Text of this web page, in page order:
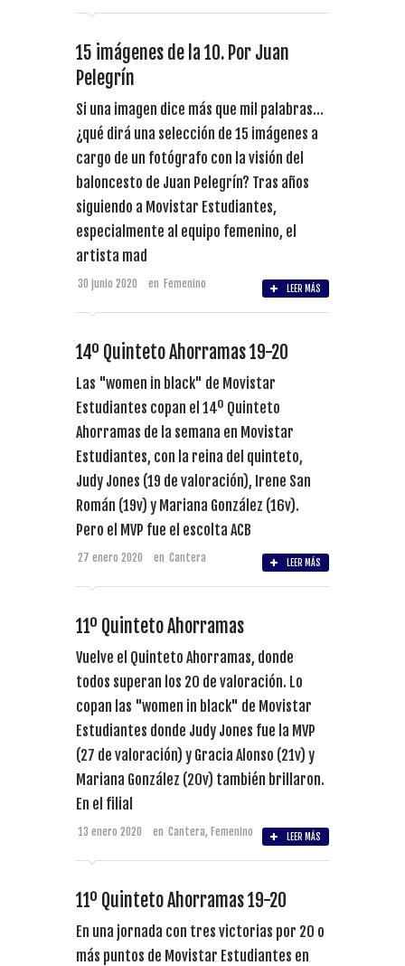
15 imágenes de la 10. Por Juan
Pelegrín
Si una imagen dice más que mil palabras…
¿qué dirá una selección de 15 imágenes a
cargo de un fotógrafo con la visión del
baloncesto de Juan Pelegrín? Tras años
siguiendo a Movistar Estudiantes,
especialmente al equipo femenino, el
artista mad
30 junio 2020 en Femenino LEER MÁS
14º Quinteto Ahorramas 19-20
Las "women in black" de Movistar
Estudiantes copan el 14º Quinteto
Ahorramas de la semana en Movistar
Estudiantes, con la reina del quinteto,
Judy Jones (19 de valoración), Irene San
Román (19v) y Mariana González (16v).
Pero el MVP fue el escolta ACB
27 enero 2020 en Cantera LEER MÁS
11º Quinteto Ahorramas
Vuelve el Quinteto Ahorramas, donde
todos superan los 20 de valoración. Lo
copan las "women in black" de Movistar
Estudiantes donde Judy Jones fue la MVP
(27 de valoración) y Gracia Alonso (21v) y
Mariana González (20v) también brillaron.
En el filial
13 enero 2020 en Cantera, Femenino LEER MÁS
11º Quinteto Ahorramas 19-20
En una jornada con tres victorias por 20 o
más puntos de Movistar Estudiantes en